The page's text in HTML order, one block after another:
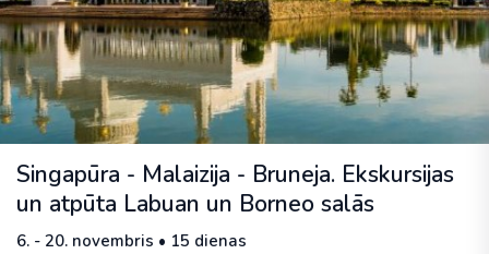
Singapūra - Malaizija - Bruneja. Ekskursijas
un atpūta Labuan un Borneo salās
6. - 20. novembris • 15 dienas